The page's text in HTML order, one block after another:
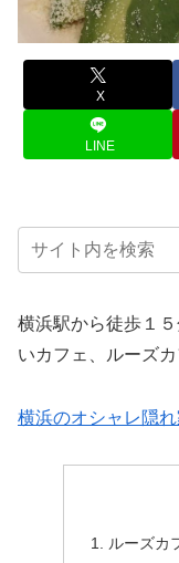
X
LINE
横浜駅から徒歩１
いカフェ、ルーズ
横浜のオシャレ隠
ルーズカ